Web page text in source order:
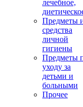
лечебное,
Предметы
средства
личной
гигиены
Предметы
уходу за
детьми и
больными
Прочее